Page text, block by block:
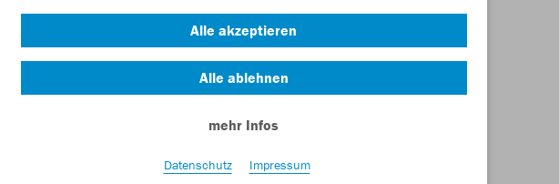
Alle akzeptieren
Alle ablehnen
mehr Infos
Datenschutz Impressum